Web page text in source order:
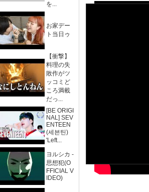
を...
お家デー
ト当日ゥ
【衝撃】
料理の失
敗作がツ
ッコミど
ころ満載
だっ...
[BE ORIGI
NAL] SEV
ENTEEN
(세븐틴)
'Left...
ヨルシカ -
思想犯(O
FFICIAL V
IDEO)